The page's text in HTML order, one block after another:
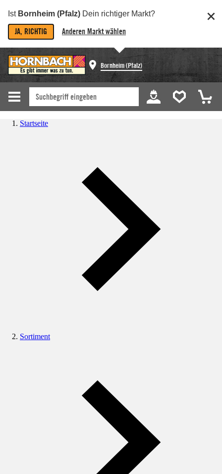
Ist Bornheim (Pfalz) Dein richtiger Markt?
JA, RICHTIG Anderen Markt wählen
Bornheim (Pfalz)
Startseite
Sortiment